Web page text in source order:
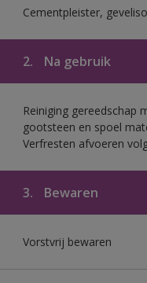
Cementpleister,
2. Na gebruik
Reiniging gereedschap
gootsteen en spoel
Verfresten afvoeren
3. Bewaren
Vorstvrij bewaren